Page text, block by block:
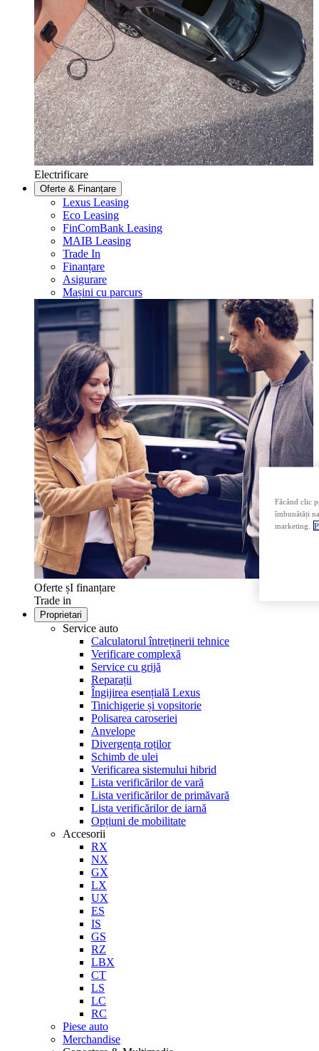
Electrificare
Oferte & Finanțare
Lexus Leasing
Eco Leasing
FinComBank Leasing
MAIB Leasing
Trade In
Finanțare
Asigurare
Mașini cu parcurs
Oferte șI finanțare
Trade in
Proprietari
Service auto
Calculatorul întreținerii tehnice
Verificare complexă
Service cu grijă
Reparații
Îngijirea esențială Lexus
Tinichigerie și vopsitorie
Polisarea caroseriei
Anvelope
Divergența roților
Schimb de ulei
Verificarea sistemului hibrid
Lista verificărilor de vară
Lista verificărilor de primăvară
Lista verificărilor de iarnă
Opțiuni de mobilitate
Accesorii
RX
NX
GX
LX
UX
ES
IS
GS
RZ
LBX
CT
LS
LC
RC
Piese auto
Merchandise
Făcând clic
îmbunătăți
marketing.